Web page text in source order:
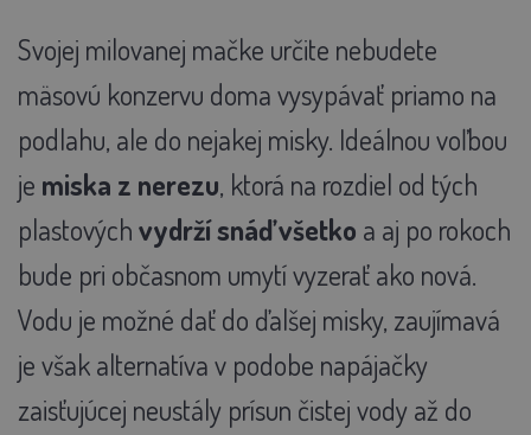
Svojej milovanej mačke určite nebudete
mäsovú konzervu doma vysypávať priamo na
podlahu, ale do nejakej misky. Ideálnou voľbou
je miska z nerezu, ktorá na rozdiel od tých
plastovýchvydrží snáď všetko a aj po rokoch
bude pri občasnom umytí vyzerať ako nová.
Vodu je možné dať do ďalšej misky, zaujímavá
je však alternatíva v podobe napájačky
zaisťujúcej neustály prísun čistej vody až do